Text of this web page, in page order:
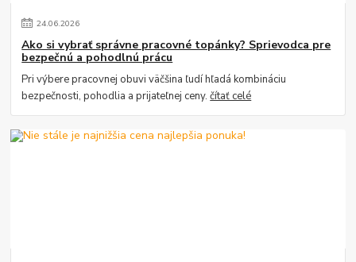
24.06.2026
Ako si vybrať správne pracovné topánky? Sprievodca pre
bezpečnú a pohodlnú prácu
Pri výbere pracovnej obuvi väčšina ľudí hľadá kombináciu
bezpečnosti, pohodlia a prijateľnej ceny.čítať celé